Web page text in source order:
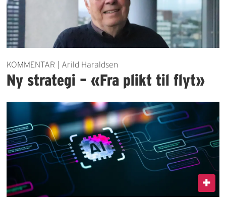
KOMMENTAR | Arild Haraldsen
Ny strategi – «Fra plikt til flyt»